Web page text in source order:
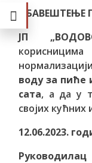
ЈП
воду за пиће
сата, а да у
својих кућних
12.06.2023.
Руководилац